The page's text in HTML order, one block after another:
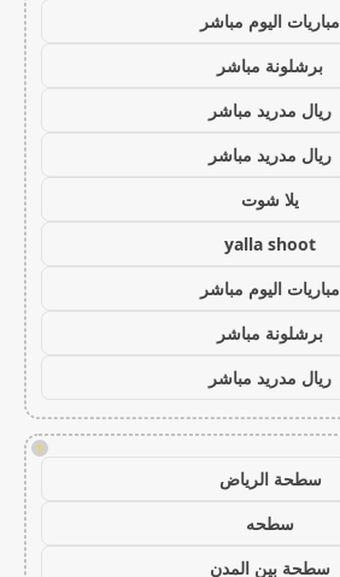
مباريات اليوم مباشر
برشلونة مباشر
ريال مدريد مباشر
ريال مدريد مباشر
يلا شوت
yalla shoot
مباريات اليوم مباشر
برشلونة مباشر
ريال مدريد مباشر
!
سطحة الرياض
سطحه
سطحة بين المدن